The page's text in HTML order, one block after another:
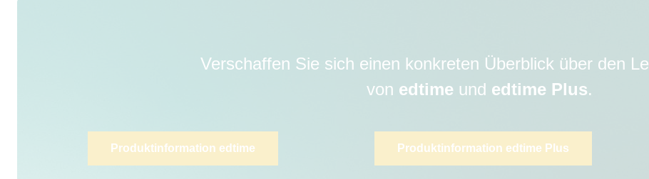
Verschaffen Sie sich einen konkreten Überblick über den
von edtimeund edtime Plus.
Produktinformation edtime Produktinformation edtime Plus